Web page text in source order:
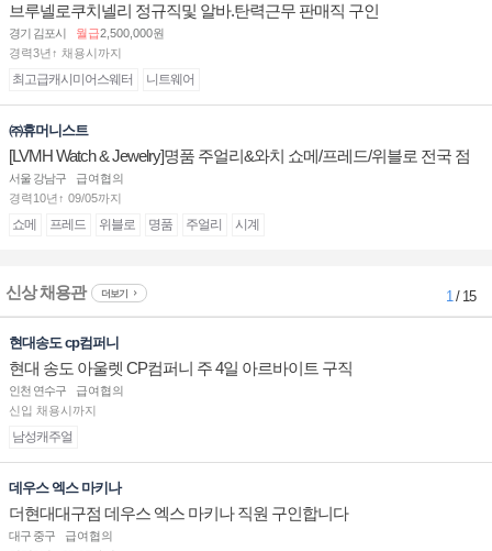
브루넬로쿠치넬리 정규직및 알바.탄력근무 판매직 구인
경기 김포시 월급2,500,000원
경력3년↑ 채용시까지
최고급캐시미어스웨터 니트웨어
㈜휴머니스트
[LVMH Watch & Jewelry]명품 주얼리&와치 쇼메/프레드/위블로 전국 점
장/부점장/판매사원 채용
서울 강남구
급여협의
경력10년↑ 09/05까지
쇼메 프레드 위블로 명품 주얼리 시계
신상 채용관 더보기 1/ 15
현대송도 cp컴퍼니
현대 송도 아울렛 CP컴퍼니 주 4일 아르바이트 구직
인천 연수구
급여협의
신입 채용시까지
남성캐주얼
데우스 엑스 마키나
더현대대구점 데우스 엑스 마키나 직원 구인합니다
대구 중구
급여협의